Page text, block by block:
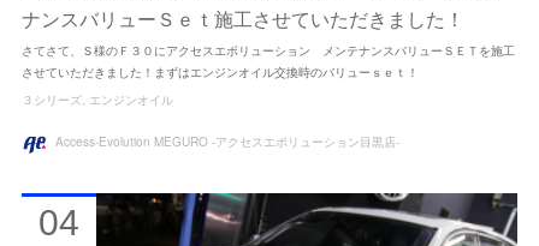
ナンスバリューＳｅｔ施工させていただきました！
さてさて、Ｓ様のＦ３０にアクセスエボリューション メンテナンスバリューＳＥＴを施工
させていただきました！まずはエンジンオイル交換時のバリューｓｅｔ！
３シリーズ エンジンオイル
Access-Evolution MEGURO -アクセスエボリューション目黒店-
04